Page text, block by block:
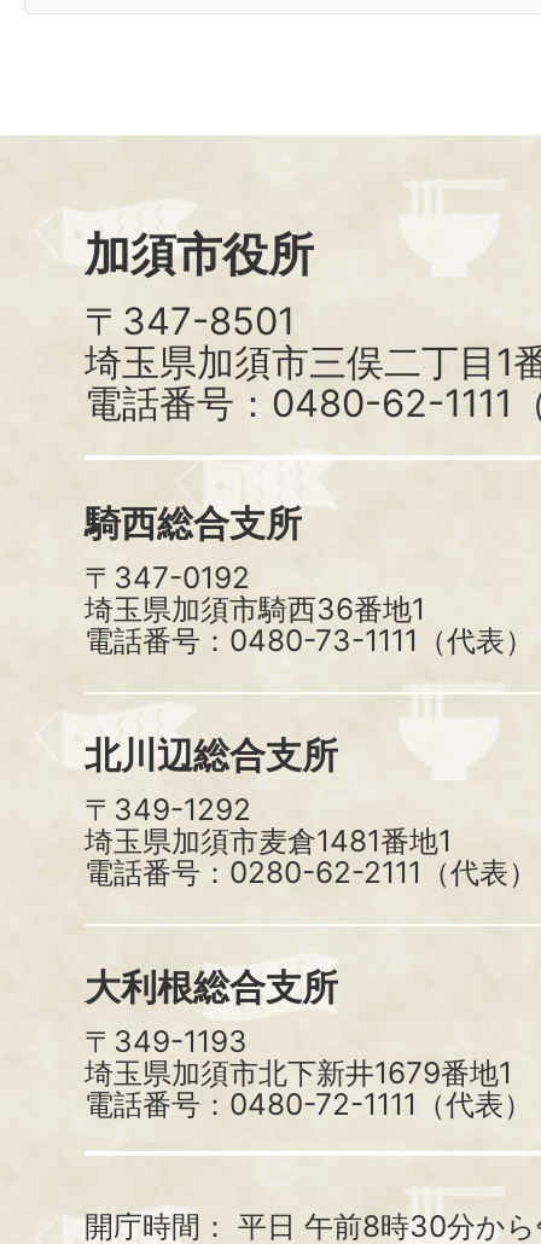
加須市役所
〒347-8501
埼玉県加須市三俣二丁目1
電話番号：0480-62-1111
騎西総合支所
〒347-0192
埼玉県加須市騎西36番地1
電話番号：0480-73-1111（代表）
北川辺総合支所
〒349-1292
埼玉県加須市麦倉1481番地1
電話番号：0280-62-2111（代表）
大利根総合支所
〒349-1193
埼玉県加須市北下新井1679番地1
電話番号：0480-72-1111（代表）
開庁時間： 平日 午前8時30分か